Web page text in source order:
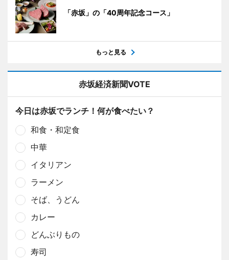
「赤坂」の「40周年記念コース」
もっと見る
赤坂経済新聞VOTE
今日は赤坂でランチ！何が食べたい？
和食・和定食
中華
イタリアン
ラーメン
そば、うどん
カレー
どんぶりもの
寿司